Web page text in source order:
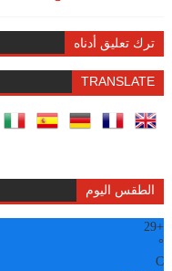
ترك تعليق أدناه
TRANSLATE
الطقس اليوم
+
29
°
C